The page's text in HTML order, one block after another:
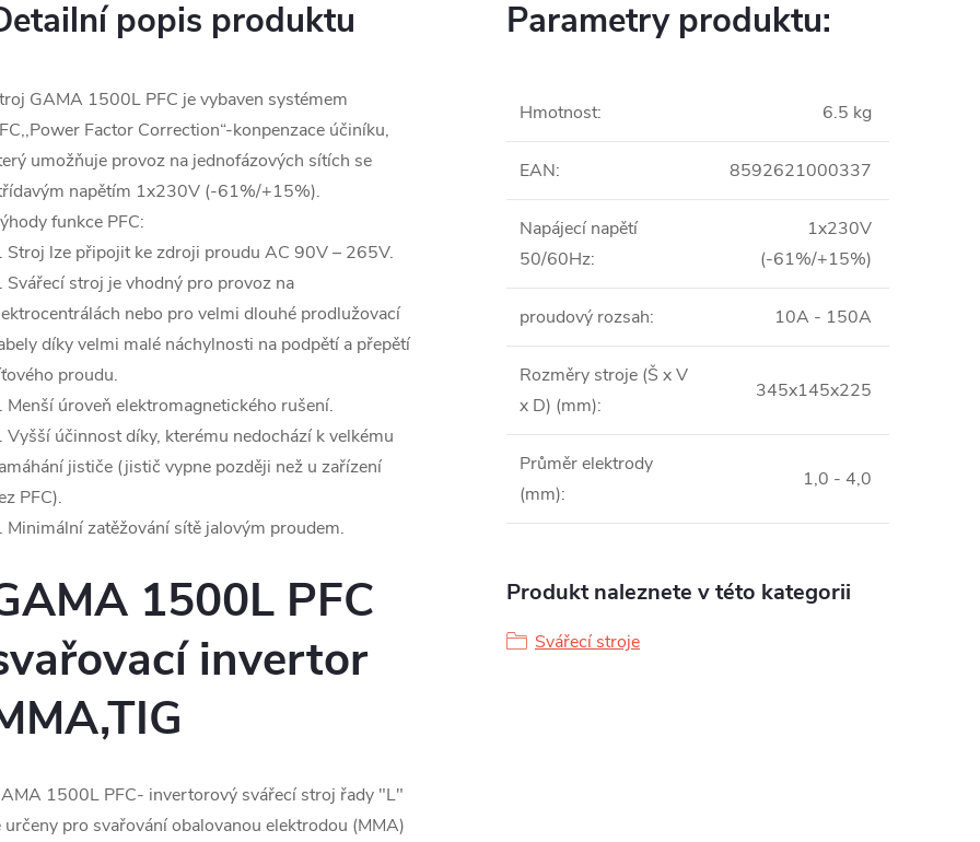
popis produktu
GAMA 1500L PFC je vybaven systémem
Factor Correction“-konpenzace účiníku,
umožňuje provoz na jednofázových sítích se
napětím 1x230V (-61%/+15%).
funkce PFC:
Stroj lze připojit ke zdroji proudu AC 90V – 265V.
Svářecí stroj je vhodný pro provoz na
nebo pro velmi dlouhé prodlužovací
díky velmi malé náchylnosti na podpětí a přepětí
proudu.
Menší úroveň elektromagnetického rušení.
Vyšší účinnost díky, kterému nedochází k velkému
jističe (jistič vypne později než u zařízení
PFC).
Minimální zatěžování sítě jalovým proudem.
1500L PFC
invertor
1500L PFC- invertorový svářecí stroj řady "L"
určeny pro svařování obalovanou elektrodou (MMA)
Parametry produktu:
Hmotnost: 6.5 kg
EAN: 8592621000337
Napájecí napětí
50/60Hz:
1x230V
(-61%/+15%)
proudový rozsah: 10A - 150A
Rozměry stroje (Š x V
x D) (mm):
345x145x225
Průměr elektrody
(mm):
1,0 - 4,0
Produkt naleznete v této kategorii
Svářecí stroje